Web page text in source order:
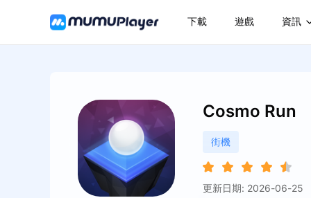
下載 遊戲 資訊
Cosmo Run
街機
更新日期: 2026-06-25